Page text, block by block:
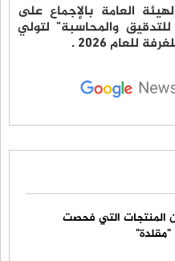
العامة بالإجماع على
والمحاسبة" لتولي
للعام 2026 .
25% من المنتجات التي فحصت
"مقلدة"